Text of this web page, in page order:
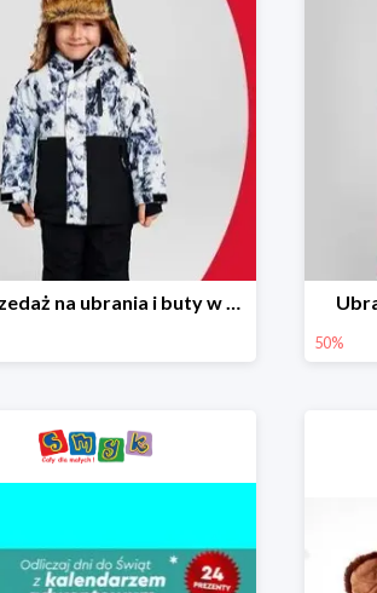
Wyprzedaż na ubrania i buty w Smyku do -70%
50%